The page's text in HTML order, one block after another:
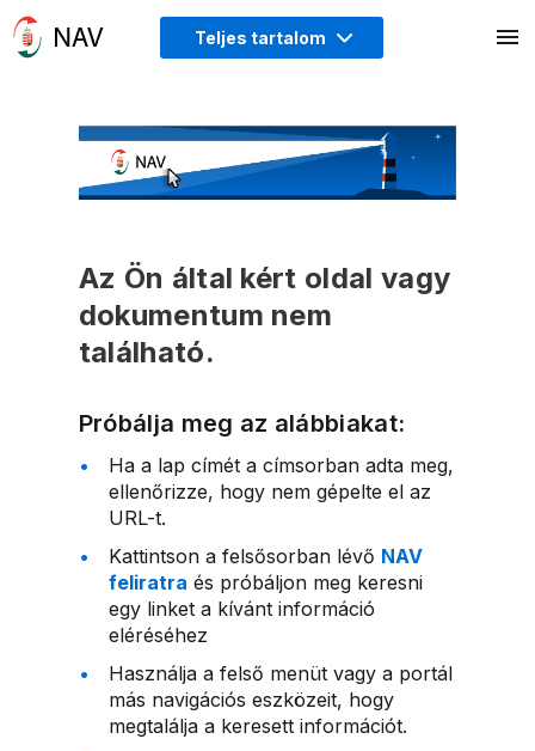
Teljes tartalom
Az Ön által kért oldal vagy
dokumentum nem
található.
Próbálja meg az alábbiakat:
Ha a lap címét a címsorban adta meg,
ellenőrizze, hogy nem gépelte el az
URL-t.
Kattintson a felsősorban lévő NAV
feliratra és próbáljon meg keresni
egy linket a kívánt információ
eléréséhez
Használja a felső menüt vagy a portál
más navigációs eszközeit, hogy
megtalálja a keresett információt.